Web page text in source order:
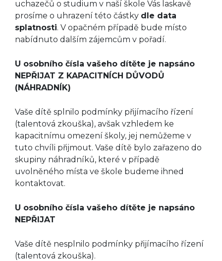
uchazečů o studium v naší škole Vás laskavě
prosíme o uhrazení této částky dle data
splatnosti. V opačném případě bude místo
nabídnuto dalším zájemcům v pořadí.
U osobního čísla vašeho dítěte je napsáno
NEPŘIJAT Z KAPACITNÍCH DŮVODŮ
(NÁHRADNÍK)
Vaše dítě splnilo podmínky přijímacího řízení
(talentová zkouška), avšak vzhledem ke
kapacitnímu omezení školy, jej nemůžeme v
tuto chvíli přijmout. Vaše dítě bylo zařazeno do
skupiny náhradníků, které v případě
uvolněného místa ve škole budeme ihned
kontaktovat.
U osobního čísla vašeho dítěte je napsáno
NEPŘIJAT
Vaše dítě nesplnilo podmínky přijímacího řízení
(talentová zkouška).